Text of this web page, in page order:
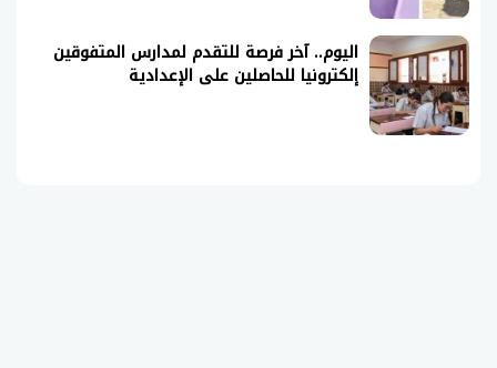
اليوم.. آخر فرصة للتقدم لمدارس المتفوقين
إلكترونيا للحاصلين على الإعدادية